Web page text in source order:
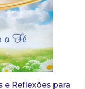
e Reflexões para